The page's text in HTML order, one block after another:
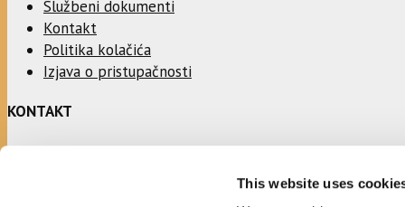
This website uses
Službeni dokumenti
Kontakt
Politika kolačića
Izjava o pristupačnosti
KONTAKT